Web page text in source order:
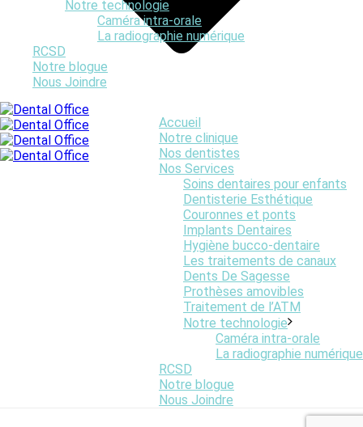
Accueil
Notre clinique
Nos dentistes
Nos Services
Soins dentaires pour enfants
Dentisterie Esthétique
Couronnes et ponts
Implants Dentaires
Hygiène bucco-dentaire
Les traitements de canaux
Dents De Sagesse
Prothèses amovibles
Traitement de l’ATM
Notre technologie
Caméra intra-orale
La radiographie numérique
RCSD
Notre blogue
Nous Joindre
Notre technologie
Caméra intra-orale
La radiographie numérique
RCSD
Notre blogue
Nous Joindre